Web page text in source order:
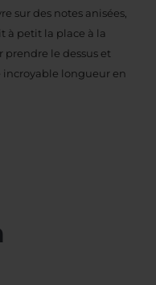
sur des notes anisées,
à petit la place à la
prendre le dessus et
incroyable longueur en